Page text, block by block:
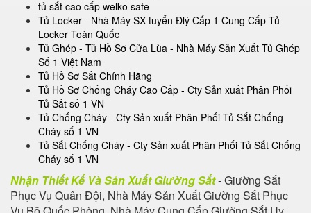
tủ sắt cao cấp welko safe
Tủ Locker - Nhà Máy SX tuyển Đlý Cấp 1 Cung Cấp Tủ
Locker Toàn Quốc
Tủ Ghép - Tủ Hồ Sơ Cửa Lùa - Nhà Máy Sản Xuất Tủ Ghép
Số 1 Việt Nam
Tủ Hồ Sơ Sắt Chính Hãng
Tủ Hồ Sơ Chống Cháy Cao Cấp - Cty Sản xuất Phân Phối
Tủ Sắt số 1 VN
Tủ Chống Cháy - Cty Sản xuất Phân Phối Tủ Sắt Chống
Cháy số 1 VN
Tủ Sắt Chống Cháy - Cty Sản xuất Phân Phối Tủ Sắt Chống
Cháy số 1 VN
Nhận Thiết Kế Và Sản Xuất Giường Sắt- Giường Sắt
Phục Vụ Quân Đội, Nhà Máy Sản Xuất Giường Sắt Phục